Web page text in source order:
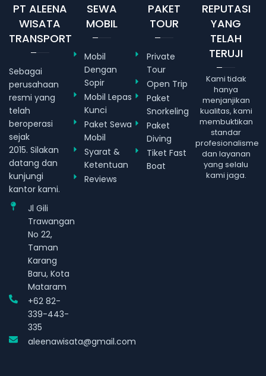
PT ALEENA
WISATA
TRANSPORT
Sebagai
perusahaan
resmi yang
telah
beroperasi
sejak
2015. Silakan
datang dan
kunjungi
kantor kami.
Jl Gili
Trawangan
No 22,
Taman
Karang
Baru, Kota
Mataram
+62 82-
339-443-
335
aleenawisata@gmail.com
SEWA
MOBIL
Mobil
Dengan
Sopir
Mobil Lepas
Kunci
Paket Sewa
Mobil
Syarat &
Ketentuan
Reviews
PAKET
TOUR
Private
Tour
Open Trip
Paket
Snorkeling
Paket
Diving
Tiket Fast
Boat
REPUTASI
YANG
TELAH
TERUJI
Kami tidak
hanya
menjanjikan
kualitas, kami
membuktikan
standar
profesionalisme
dan layanan
yang selalu
kami jaga.